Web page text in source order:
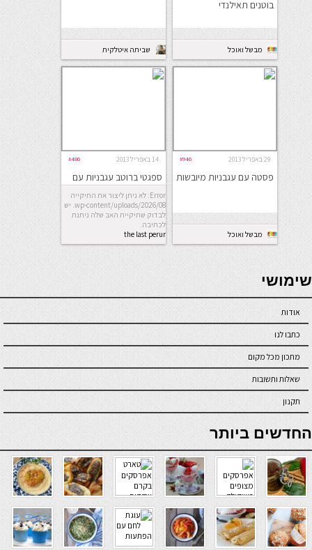
בוטנים תאילנדי
מבשל ואוכל שביתה איטלקית
29 באפריל 2013 #946
פסטה עם עגבניות מיובשות
מבשל ואוכל
14 באפריל 2013 #486
ספגטי ברוטב עגבניות עם
כדורי בשר
Error: לא ניתן ליצור את התיקייה
wp-content/uploads/2026/08. יש
לבדוק שתיקיית האב שלה ניתנת
לכתיבה.
the last perur
seriöse online casinos österreich
שימושי
אודות
כתבו לנו
מתכון מכל מקום
שאלות ותשובות
תקנון
online casino
החדשים ביותר